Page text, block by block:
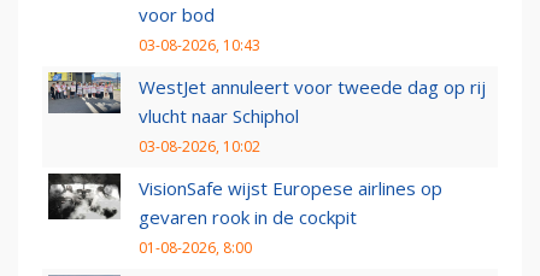
voor bod
03-08-2026, 10:43
WestJet annuleert voor tweede dag op rij
vlucht naar Schiphol
03-08-2026, 10:02
VisionSafe wijst Europese airlines op
gevaren rook in de cockpit
01-08-2026, 8:00